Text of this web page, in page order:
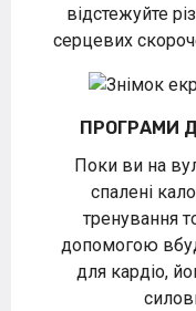
відстежуйте
серцевих
ПРОГРАМИ
Поки ви на
спалені
тренування
допомогою
для кардіо,